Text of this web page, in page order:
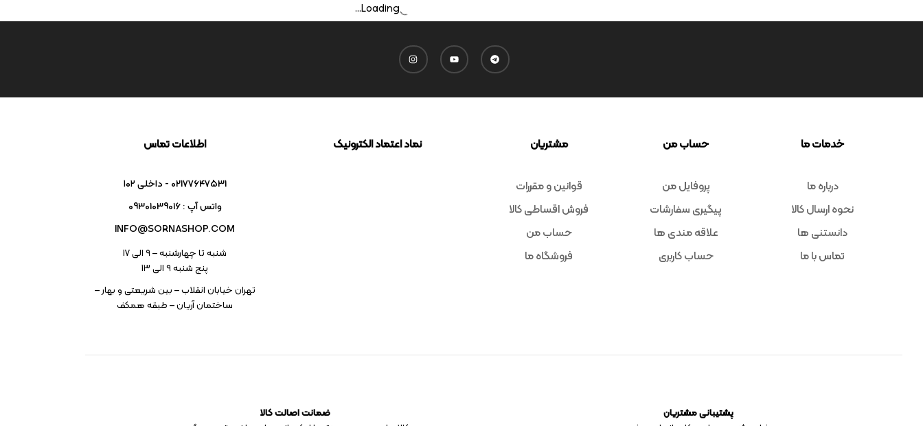
Loading...
خدمات ما
درباره ما
نحوه ارسال کالا
دانستنی ها
تماس با ما
حساب من
پروفایل من
پیگیری سفارشات
علاقه مندی ها
حساب کاربری
مشتریان
قوانین و مقررات
فروش اقساطی کالا
حساب من
فروشگاه ما
نماد اعتماد الکترونیک اطلاعات تماس
02177647531 - داخلی ۱۰۲
واتس آپ : 09301039016
INFO@SORNASHOP.COM
شنبه تا چهارشنبه – ۹ الی 17
پنج شنبه ۹ الی 13
تهران خیابان انقلاب – بین شریعتی و بهار –
ساختمان آریان – طبقه همکف
پشتیبانی مشتریان
ضمانت اصالت کالا